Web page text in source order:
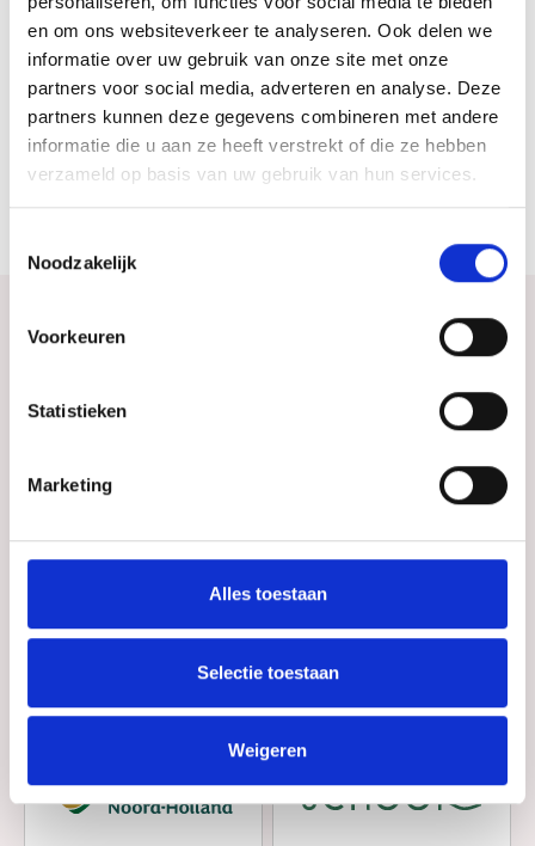
en om ons websiteverkeer te analyseren. Ook delen we
informatie over uw gebruik van onze site met onze
partners voor social media, adverteren en analyse. Deze
partners kunnen deze gegevens combineren met andere
informatie die u aan ze heeft verstrekt of die ze hebben
verzameld op basis van uw gebruik van hun services.
Noodzakelijk
Voorkeuren
Statistieken
Marketing
Alles toestaan
Selectie toestaan
Weigeren
Website
Bezoek website
Ontdek de rest van de regio! Bekijk de andere
nog meer te bieden heeft.